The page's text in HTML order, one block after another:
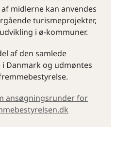
midlerne kan anvendes
turismeprojekter,
i ø-kommuner.
af den samlede
Danmark og udmøntes
ansøgningsrunder for